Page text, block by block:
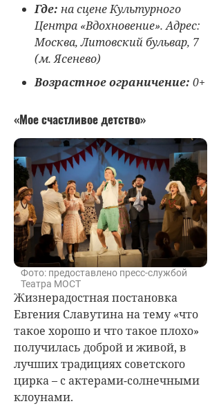
Где: на сцене Культурного
Центра «Вдохновение». Адрес:
Москва, Литовский бульвар, 7
(м. Ясенево)
Возрастное ограничение: 0+
«Мое счастливое детство»
Фото: предоставлено пресс-службой
Театра МОСТ
Жизнерадостная постановка
Евгения Славутина на тему «что
такое хорошо и что такое плохо»
получилась доброй и живой, в
лучших традициях советского
цирка – с актерами-солнечными
клоунами.